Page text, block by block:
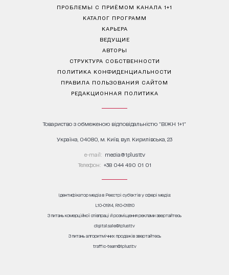
ПРОБЛЕМЫ С ПРИЁМОМ КАНАЛА 1+1
КАТАЛОГ ПРОГРАММ
КАРЬЕРА
ВЕДУЩИЕ
АВТОРЫ
СТРУКТУРА СОБСТВЕННОСТИ
ПОЛИТИКА КОНФИДЕНЦИАЛЬНОСТИ
ПРАВИЛА ПОЛЬЗОВАНИЯ САЙТОМ
РЕДАКЦИОННАЯ ПОЛИТИКА
Товариство з обмеженою відповідальністю "ВІЖН 1+1"
Україна, 04080, м. Київ, вул. Кирилівська, 23
е-mail: media@1plus1.tv
Телефон: +38 044 490 01 01
Ідентифікатор медіа в Реєстрі суб’єктів у сфері медіа:
L10-01914, R10-01810
З питань комерційної співпраці й розміщення реклами звертайтесь
digital.sale@1plus1.tv
З питань алгоритмічних продажів звертайтесь
traffic-team@1plus1.tv